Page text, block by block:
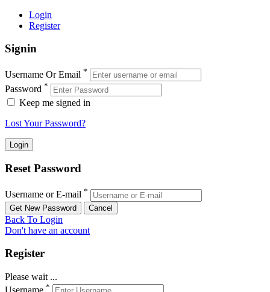
Login
Register
Signin
Username Or Email *
Password *
Keep me signed in
Lost Your Password?
Reset Password
Username or E-mail *
Back To Login
Don't have an account
Register
Please wait ...
*